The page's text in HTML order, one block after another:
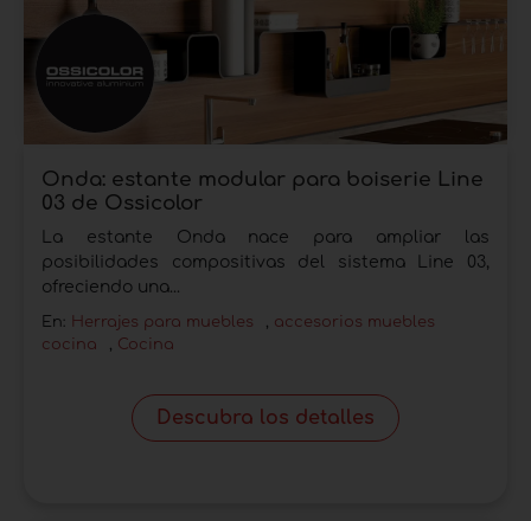
Onda: estante modular para boiserie Line
03 de Ossicolor
La estante Onda nace para ampliar las
posibilidades compositivas del sistema Line 03,
ofreciendo una...
En: Herrajes para muebles , accesorios muebles
cocina
, Cocina
Descubra los detalles